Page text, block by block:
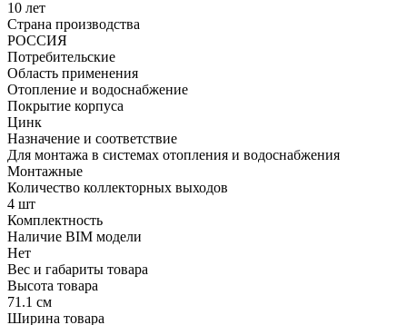
10 лет
Страна производства
РОССИЯ
Потребительские
Область применения
Отопление и водоснабжение
Покрытие корпуса
Цинк
Назначение и соответствие
Для монтажа в системах отопления и водоснабжения
Монтажные
Количество коллекторных выходов
4 шт
Комплектность
Наличие BIM модели
Нет
Вес и габариты товара
Высота товара
71.1 см
Ширина товара